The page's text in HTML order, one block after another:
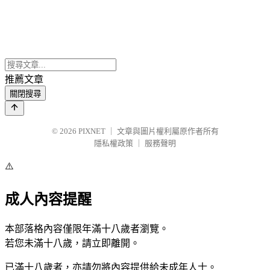
推薦文章
關閉搜尋
© 2026 PIXNET
文章與圖片權利屬原作者所有
隱私權政策
服務聲明
⚠️
成人內容提醒
本部落格內容僅限年滿十八歲者瀏覽。
若您未滿十八歲，請立即離開。
已滿十八歲者，亦請勿將內容提供給未成年人士。